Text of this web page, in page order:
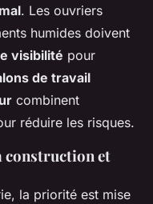
. Les ouvriers
humides doivent
visibilité pour
de travail
combinent
réduire les risques.
construction et
la priorité est mise